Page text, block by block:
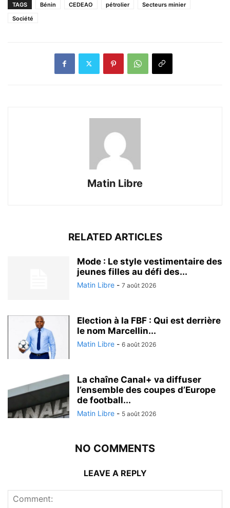
TAGS Bénin CEDEAO pétrolier
Secteurs minier
Société
Matin Libre
RELATED ARTICLES
Mode : Le style vestimentaire des
jeunes filles au défi des...
Matin Libre - 7 août 2026
Election à la FBF : Qui est derrière
le nom Marcellin...
Matin Libre - 6 août 2026
La chaîne Canal+ va diffuser
l’ensemble des coupes d’Europe
de football...
Matin Libre - 5 août 2026
NO COMMENTS
LEAVE A REPLY